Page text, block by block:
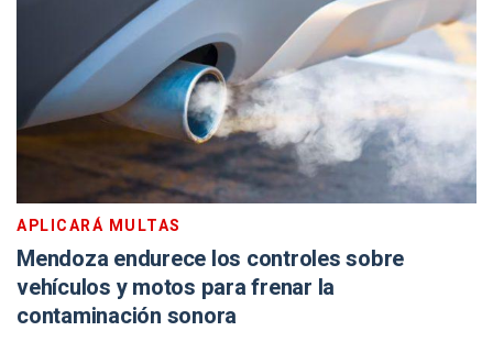
APLICARÁ MULTAS
Mendoza endurece los controles sobre
vehículos y motos para frenar la
contaminación sonora